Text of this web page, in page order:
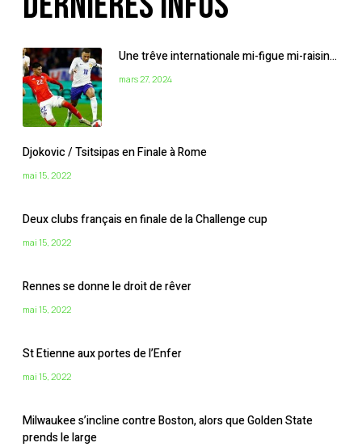
Une trêve internationale mi-figue mi-raisin…
mars 27, 2024
Djokovic / Tsitsipas en Finale à Rome
mai 15, 2022
Deux clubs français en finale de la Challenge cup
mai 15, 2022
Rennes se donne le droit de rêver
mai 15, 2022
St Etienne aux portes de l’Enfer
mai 15, 2022
Milwaukee s’incline contre Boston, alors que Golden State
prends le large